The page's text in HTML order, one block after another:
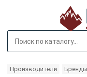
Производители Бренды